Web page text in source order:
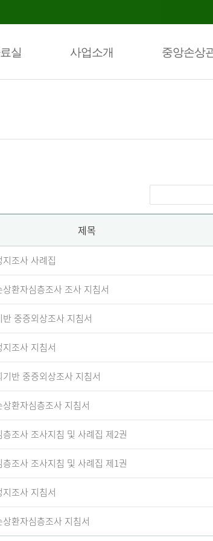
실 사업소개 중앙손상
제목
조사 사례집
환자심층조사 조사 지침서
중증외상조사 지침서
조사 지침서
반 중증외상조사 지침서
환자심층조사 지침서
조사 조사지침 및 사례집 제2권
조사 조사지침 및 사례집 제1권
조사 지침서
환자심층조사 지침서